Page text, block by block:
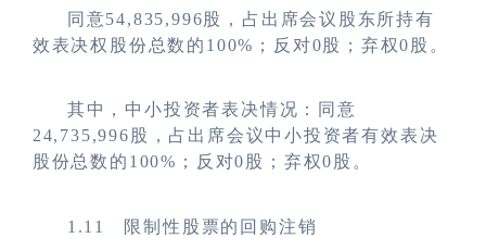
同意54,835,996股，占出席会议股东所持有
效表决权股份总数的100%；反对0股；弃权0股。
其中，中小投资者表决情况：同意
24,735,996股，占出席会议中小投资者有效表决
股份总数的100%；反对0股；弃权0股。
1.11 限制性股票的回购注销